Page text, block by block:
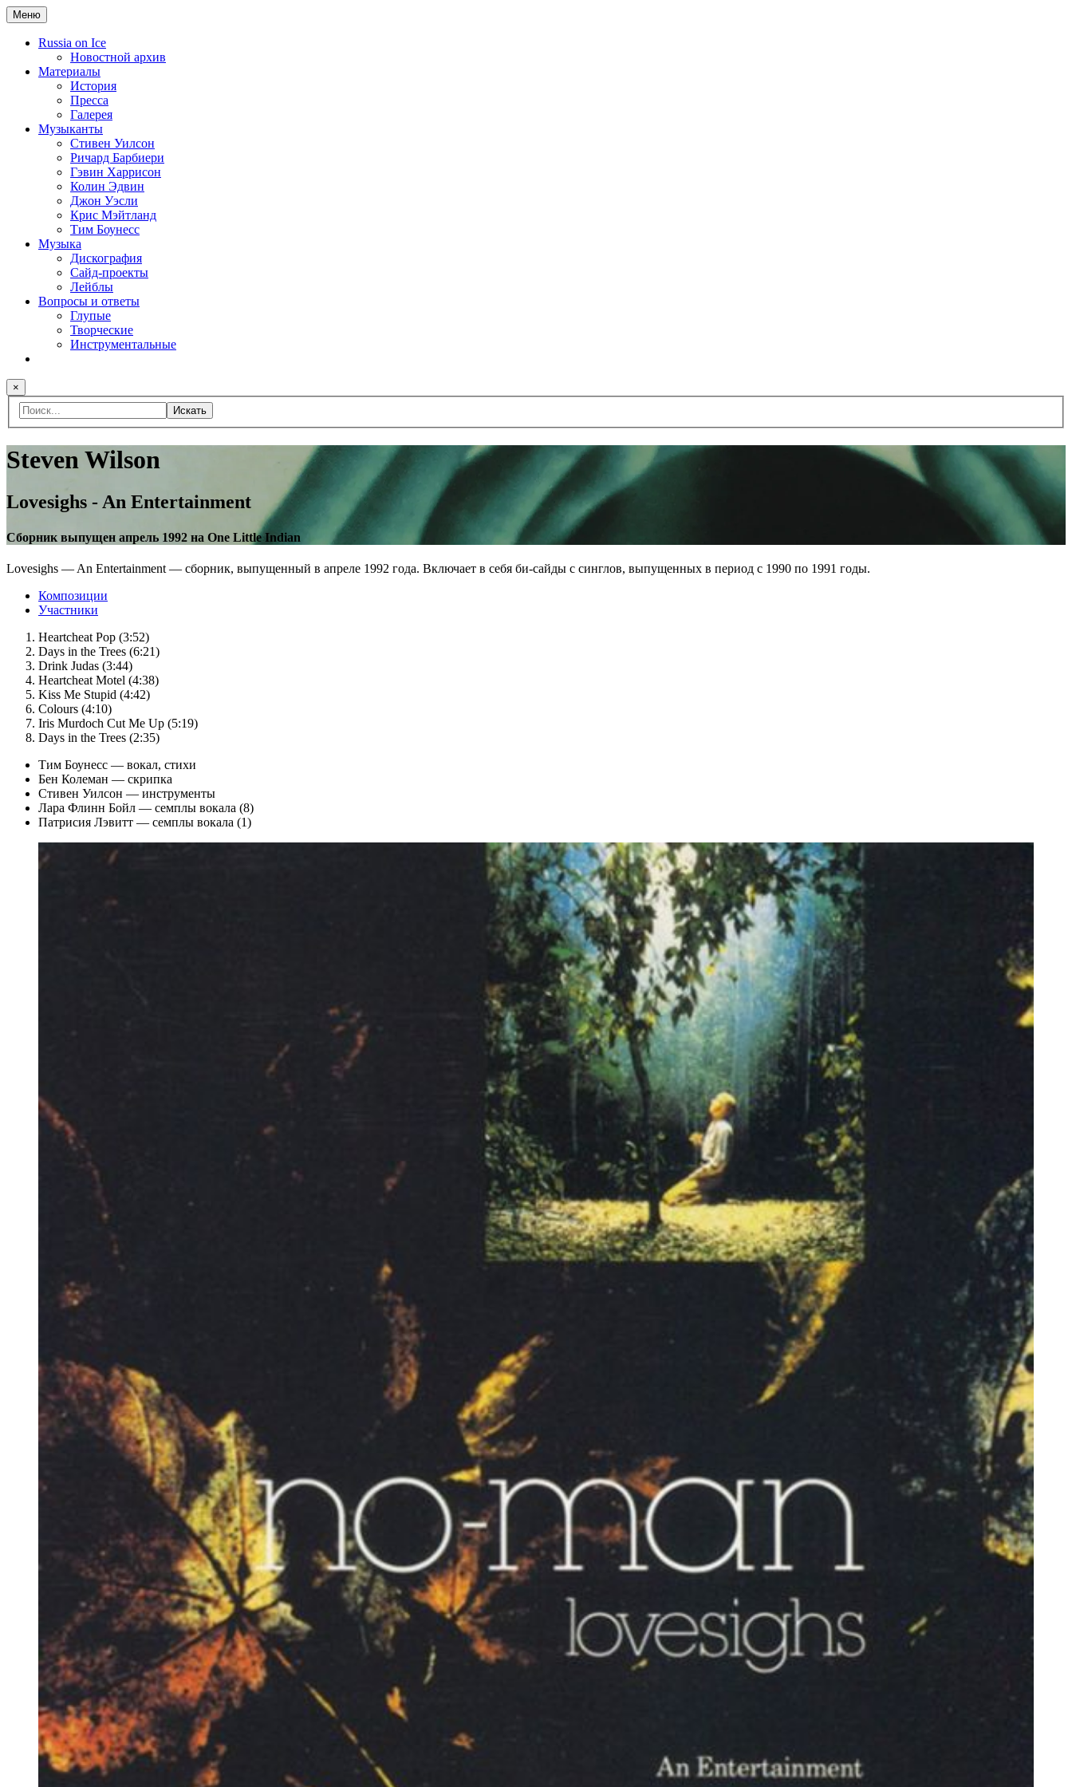
Меню
Russia on Ice
Новостной архив
Материалы
История
Пресса
Галерея
Музыканты
Стивен Уилсон
Ричард Барбиери
Гэвин Харрисон
Колин Эдвин
Джон Уэсли
Крис Мэйтланд
Тим Боунесс
Музыка
Дискография
Сайд-проекты
Лейблы
Вопросы и ответы
Глупые
Творческие
Инструментальные
×
Искать
Steven Wilson
Lovesighs - An Entertainment
Cборник выпущен апрель 1992 на One Little Indian
Lovesighs — An Entertainment — сборник, выпущенный в апреле 1992 года. Включает в себя би-сайды с синглов, выпущенных в период с 1990 по 1991 годы.
Композиции
Участники
Heartcheat Pop (3:52)
Days in the Trees (6:21)
Drink Judas (3:44)
Heartcheat Motel (4:38)
Kiss Me Stupid (4:42)
Colours (4:10)
Iris Murdoch Cut Me Up (5:19)
Days in the Trees (2:35)
Тим Боунесс — вокал, стихи
Бен Колеман — скрипка
Стивен Уилсон — инструменты
Лара Флинн Бойл — семплы вокала (8)
Патрисия Лэвитт — семплы вокала (1)